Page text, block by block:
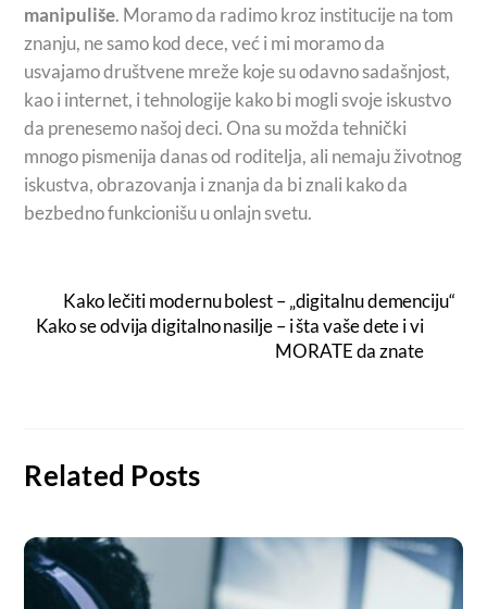
manipuliše. Moramo da radimo kroz institucije na tom
znanju, ne samo kod dece, već i mi moramo da
usvajamo društvene mreže koje su odavno sadašnjost,
kao i internet, i tehnologije kako bi mogli svoje iskustvo
da prenesemo našoj deci. Ona su možda tehnički
mnogo pismenija danas od roditelja, ali nemaju životnog
iskustva, obrazovanja i znanja da bi znali kako da
bezbedno funkcionišu u onlajn svetu.
Kako lečiti modernu bolest – „digitalnu demenciju“
Kako se odvija digitalno nasilje – i šta vaše dete i vi
MORATE da znate
Related Posts